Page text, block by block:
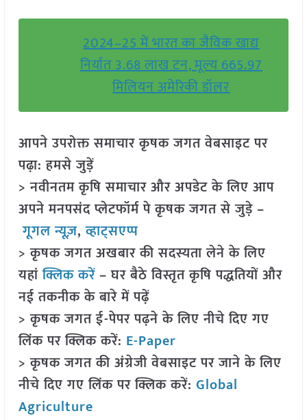
2024–25 में भारत का जैविक खाद्य
निर्यात 3.68 लाख टन, मूल्य 665.97
मिलियन अमेरिकी डॉलर
आपने उपरोक्त समाचार कृषक जगत वेबसाइट पर
पढ़ा: हमसे जुड़ें
> नवीनतम कृषि समाचार और अपडेट के लिए आप
अपने मनपसंद प्लेटफॉर्म पे कृषक जगत से जुड़े –
गूगल न्यूज़,व्हाट्सएप्प
> कृषक जगत अखबार की सदस्यता लेने के लिए
यहांक्लिक करें– घर बैठे विस्तृत कृषि पद्धतियों और
नई तकनीक के बारे में पढ़ें
> कृषक जगत ई-पेपर पढ़ने के लिए नीचे दिए गए
लिंक पर क्लिक करें: E-Paper
> कृषक जगत की अंग्रेजी वेबसाइट पर जाने के लिए
नीचे दिए गए लिंक पर क्लिक करें: Global
Agriculture